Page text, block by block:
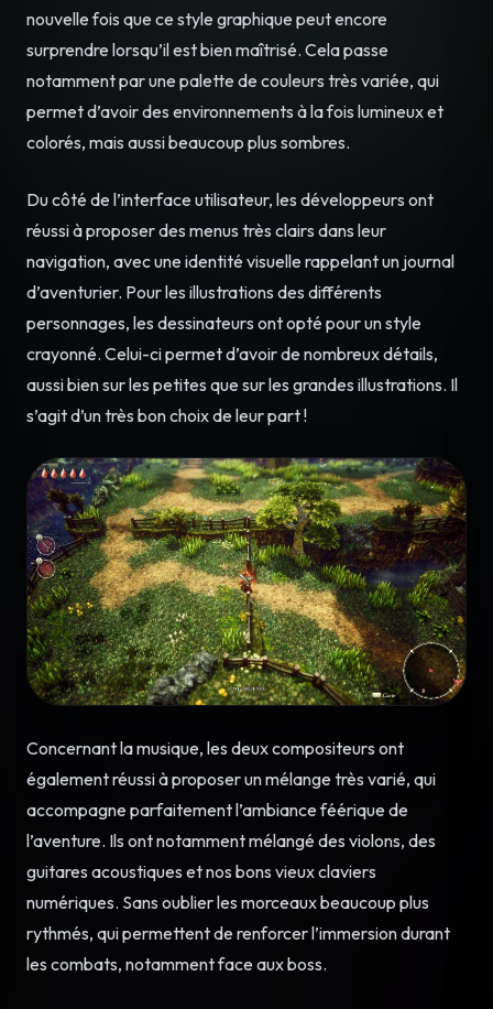
nouvelle fois que ce style graphique peut encore
surprendre lorsqu’il est bien maîtrisé. Cela passe
notamment par une palette de couleurs très variée, qui
permet d’avoir des environnements à la fois lumineux et
colorés, mais aussi beaucoup plus sombres.
Du côté de l’interface utilisateur, les développeurs ont
réussi à proposer des menus très clairs dans leur
navigation, avec une identité visuelle rappelant un journal
d’aventurier. Pour les illustrations des différents
personnages, les dessinateurs ont opté pour un style
crayonné. Celui-ci permet d’avoir de nombreux détails,
aussi bien sur les petites que sur les grandes illustrations. Il
s’agit d’un très bon choix de leur part !
Concernant la musique, les deux compositeurs ont
également réussi à proposer un mélange très varié, qui
accompagne parfaitement l’ambiance féérique de
l’aventure. Ils ont notamment mélangé des violons, des
guitares acoustiques et nos bons vieux claviers
numériques. Sans oublier les morceaux beaucoup plus
rythmés, qui permettent de renforcer l’immersion durant
les combats, notamment face aux boss.